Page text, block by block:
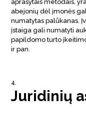
aprašytais metodais,
abejonių dėl įmonės
numatytas palūkanas.
įstaiga gali numatyti
papildomo turto
ir pan.
Juridinių